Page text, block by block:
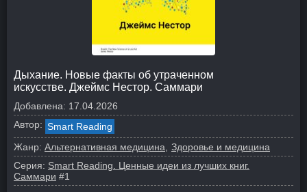
Дыхание. Новые факты об утраченном
искусстве. Джеймс Нестор. Саммари
Добавлена: 17.04.2026
Автор: Smart Reading
Жанр: Альтернативная медицина
Здоровье и медицина
Серия: Smart Reading. Ценные идеи из лучших книг.
Саммари #1